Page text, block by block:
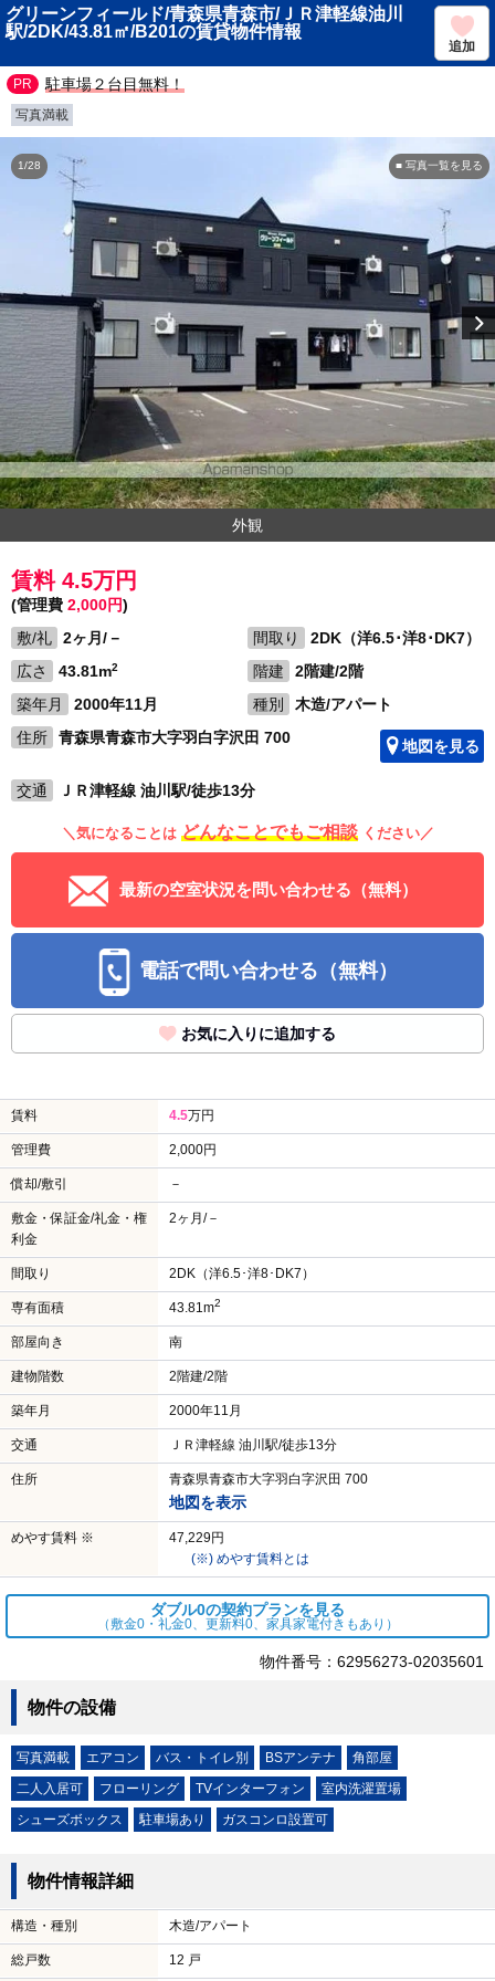
グリーンフィールド/青森県青森市/ＪＲ津軽線油川
駅/2DK/43.81㎡/B201の賃貸物件情報
追加
駐車場２台目無料！
写真満載
■ 写真一覧を見る
1/28
外観
賃料 4.5万円
(管理費 2,000円)
敷/礼
2ヶ月/－ 間取り
2DK（洋6.5･洋8･DK7）
広さ
43.81m2 階建
2階建/2階
築年月
2000年11月 種別
木造/アパート
住所
青森県青森市大字羽白字沢田 700 地図を見る
交通 ＪＲ津軽線 油川駅/徒歩13分
＼気になることは どんなことでもご相談 ください／
最新の空室状況を問い合わせる（無料）
電話で問い合わせる（無料）
お気に入りに追加する
賃料 4.5万円
管理費 2,000円
償却/敷引 －
敷金・保証金/礼金・権
利金
2ヶ月/－
間取り 2DK（洋6.5･洋8･DK7）
専有面積 43.81m2
部屋向き 南
建物階数 2階建/2階
築年月 2000年11月
交通 ＪＲ津軽線 油川駅/徒歩13分
住所 青森県青森市大字羽白字沢田 700
地図を表示
めやす賃料 ※
47,229円
(※) めやす賃料とは
ダブル0の契約プランを見る
（敷金0・礼金0、更新料0、家具家電付きもあり）
物件番号：62956273-02035601
物件の設備
写真満載 エアコン バス・トイレ別 BSアンテナ
角部屋
二人入居可
フローリング TVインターフォン
室内洗濯置場
シューズボックス
駐車場あり ガスコンロ設置可
物件情報詳細
構造・種別 木造/アパート
総戸数 12 戸